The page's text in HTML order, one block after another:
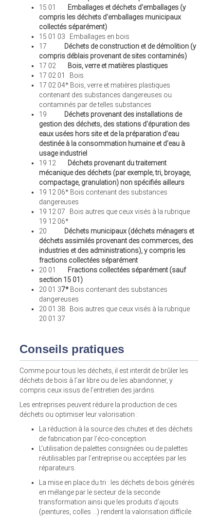
15 01
Emballages et déchets d'emballages (y
compris les déchets d'emballages municipaux
collectés séparément)
15 01 03 Emballages en bois
17
Déchets de construction et de démolition (y
compris déblais provenant de sites contaminés)
17 02
Bois, verre et matières plastiques
17 02 01 Bois
17 02 04* Bois, verre et matières plastiques
contenant des substances dangereuses ou
contaminés par de telles substances
19
Déchets provenant des installations de
gestion des déchets, des stations d'épuration des
eaux usées hors site et de la préparation d'eau
destinée à la consommation humaine et d'eau à
usage industriel
19 12
Déchets provenant du traitement
mécanique des déchets (par exemple, tri, broyage,
compactage, granulation) non spécifiés ailleurs
19 12 06* Bois contenant des substances
dangereuses
19 12 07 Bois autres que ceux visés à la rubrique
19 12 06*
20
Déchets municipaux (déchets ménagers et
déchets assimilés provenant des commerces, des
industries et des administrations), y compris les
fractions collectées séparément
20 01
Fractions collectées séparément (sauf
section 15 01)
20 01 37* Bois contenant des substances
dangereuses
20 01 38 Bois autres que ceux visés à la rubrique
20 01 37
Conseils pratiques
Comme pour tous les déchets, il est interdit de brûler les
déchets de bois à l’air libre ou de les abandonner, y
compris ceux issus de l’entretien des jardins.
Les entreprises peuvent réduire la production de ces
déchets ou optimiser leur valorisation :
La réduction à la source des chutes et des déchets
de fabrication par l’éco-conception.
L'utilisation de palettes consignées ou de palettes
réutilisables par l’entreprise ou acceptées par les
réparateurs.
La mise en place du tri : les déchets de bois générés
en mélange par le secteur de la seconde
transformation ainsi que les produits d’ajouts
(peintures, colles ...) rendent la valorisation difficile.